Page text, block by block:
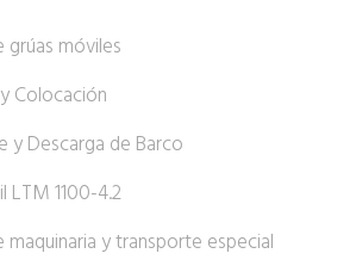
grúas móviles
Colocación
y Descarga de Barco
LTM 1100-4.2
maquinaria y transporte especial